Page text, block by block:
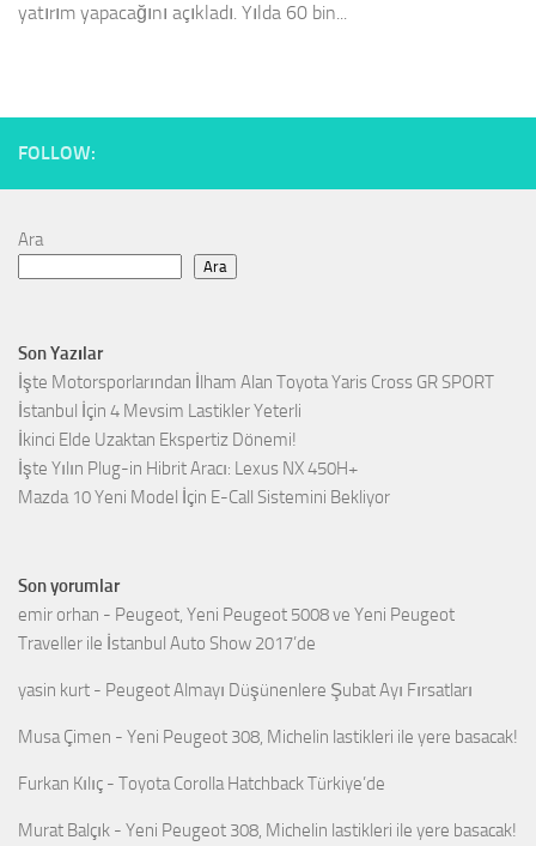
yatırım yapacağını açıkladı. Yılda 60 bin...
FOLLOW:
Ara
Ara
Son Yazılar
İşte Motorsporlarından İlham Alan Toyota Yaris Cross GR SPORT
İstanbul İçin 4 Mevsim Lastikler Yeterli
İkinci Elde Uzaktan Ekspertiz Dönemi!
İşte Yılın Plug-in Hibrit Aracı: Lexus NX 450H+
Mazda 10 Yeni Model İçin E-Call Sistemini Bekliyor
Son yorumlar
emir orhan - Peugeot, Yeni Peugeot 5008 ve Yeni Peugeot
Traveller ile İstanbul Auto Show 2017’de
yasin kurt - Peugeot Almayı Düşünenlere Şubat Ayı Fırsatları
Musa Çimen - Yeni Peugeot 308, Michelin lastikleri ile yere basacak!
Furkan Kılıç - Toyota Corolla Hatchback Türkiye’de
Murat Balçık - Yeni Peugeot 308, Michelin lastikleri ile yere basacak!